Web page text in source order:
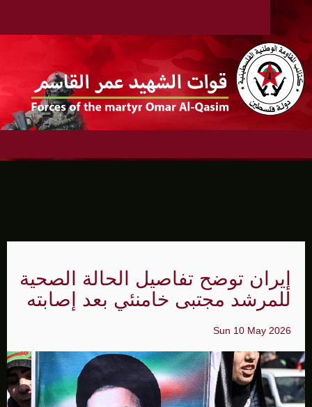
إيران توضح تفاصيل الحالة الصحية
للمرشد مجتبى خامنئي بعد إصابته
Sun 10 May 2026